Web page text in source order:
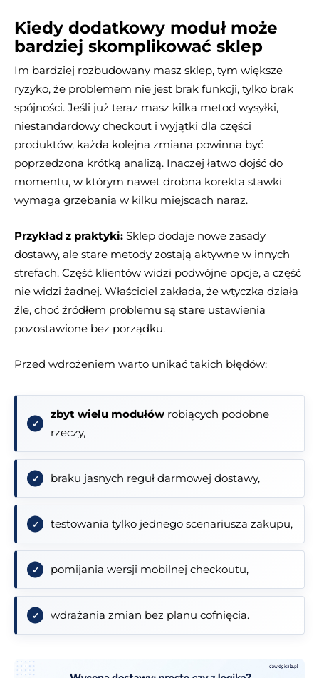
Kiedy dodatkowy moduł może
bardziej skomplikować sklep
Im bardziej rozbudowany masz sklep, tym większe
ryzyko, że problemem nie jest brak funkcji, tylko brak
spójności. Jeśli już teraz masz kilka metod wysyłki,
niestandardowy checkout i wyjątki dla części
produktów, każda kolejna zmiana powinna być
poprzedzona krótką analizą. Inaczej łatwo dojść do
momentu, w którym nawet drobna korekta stawki
wymaga grzebania w kilku miejscach naraz.
Przykład z praktyki: Sklep dodaje nowe zasady
dostawy, ale stare metody zostają aktywne w innych
strefach. Część klientów widzi podwójne opcje, a część
nie widzi żadnej. Właściciel zakłada, że wtyczka działa
źle, choć źródłem problemu są stare ustawienia
pozostawione bez porządku.
Przed wdrożeniem warto unikać takich błędów:
zbyt wielu modułów robiących podobne
rzeczy,
braku jasnych reguł darmowej dostawy,
testowania tylko jednego scenariusza zakupu,
pomijania wersji mobilnej checkoutu,
wdrażania zmian bez planu cofnięcia.